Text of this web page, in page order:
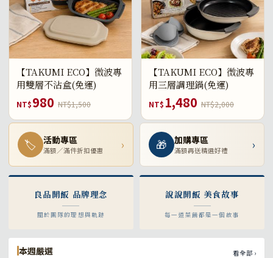
【TAKUMI ECO】微波專
用雙層不沾盒(免運)
NT$980 NT$1,500
【TAKUMI ECO】微波專
用三層調理鍋(免運)
NT$ 1,480 NT$2,000
🏷 活動專區
滿額／滿件折扣優惠 › 🎁 加購專區
滿額再送精選好禮 ›
良品開飯 品牌理念
關於團隊的理想與軌跡
說說開飯 美食故事
每一道菜餚都是一個故事
本週嚴選 看全部 ›